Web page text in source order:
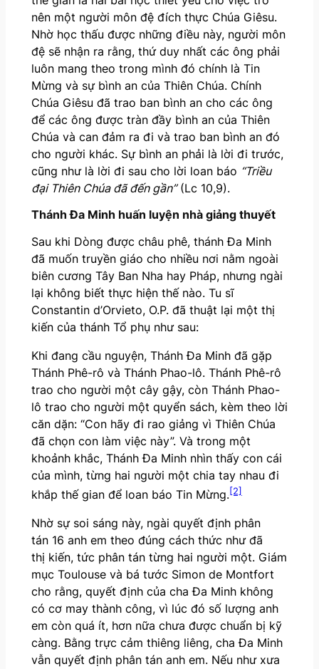
nên một người môn đệ đích thực Chúa Giêsu.
Nhờ học thấu được những điều này, người môn
đệ sẽ nhận ra rằng, thứ duy nhất các ông phải
luôn mang theo trong mình đó chính là Tin
Mừng và sự bình an của Thiên Chúa. Chính
Chúa Giêsu đã trao ban bình an cho các ông
để các ông được tràn đầy bình an của Thiên
Chúa và can đảm ra đi và trao ban bình an đó
cho người khác. Sự bình an phải là lời đi trước,
cũng như là lời đi sau cho lời loan báo “Triều
đại Thiên Chúa đã đến gần”(Lc 10,9).
Thánh Đa Minh huấn luyện nhà giảng thuyết
Sau khi Dòng được châu phê, thánh Đa Minh
đã muốn truyền giáo cho nhiều nơi nằm ngoài
biên cương Tây Ban Nha hay Pháp, nhưng ngài
lại không biết thực hiện thế nào. Tu sĩ
Constantin d’Orvieto, O.P. đã thuật lại một thị
kiến của thánh Tổ phụ như sau:
Khi đang cầu nguyện, Thánh Đa Minh đã gặp
Thánh Phê-rô và Thánh Phao-lô. Thánh Phê-rô
trao cho người một cây gậy, còn Thánh Phao-
lô trao cho người một quyển sách, kèm theo lời
căn dặn: “Con hãy đi rao giảng vì Thiên Chúa
đã chọn con làm việc này”. Và trong một
khoảnh khắc, Thánh Đa Minh nhìn thấy con cái
của mình, từng hai người một chia tay nhau đi
khắp thế gian để loan báo Tin Mừng.[2]
Nhờ sự soi sáng này, ngài quyết định phân
tán 16 anh em theo đúng cách thức như đã
thị kiến, tức phân tán từng hai người một. Giám
mục Toulouse và bá tước Simon de Montfort
cho rằng, quyết định của cha Đa Minh không
có cơ may thành công, vì lúc đó số lượng anh
em còn quá ít, hơn nữa chưa được chuẩn bị kỹ
càng. Bằng trực cảm thiêng liêng, cha Đa Minh
vẫn quyết định phân tán anh em. Nếu như xưa